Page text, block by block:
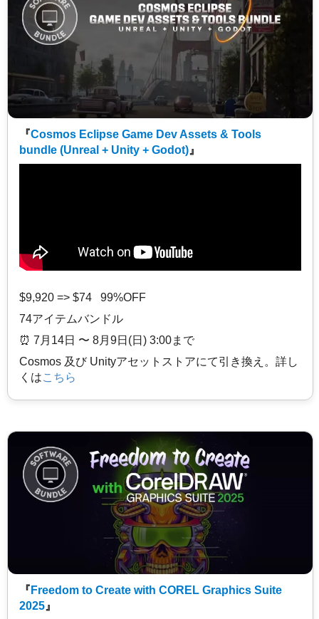
『Cosmos Eclipse Game Dev Assets & Tools
bundle (Unreal + Unity + Godot) 』
$9,920 => $74 99%OFF
74アイテムバンドル
⏰️ 7月14日 〜 8月9日(日) 3:00まで
Cosmos 及び Unityアセットストアにて引き換え。詳し
くはこちら
『 Freedom to Create with COREL Graphics Suite
2025 』